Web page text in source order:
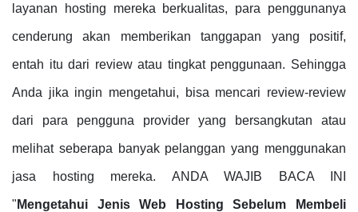
layanan hosting mereka berkualitas, para penggunanya
cenderung akan memberikan tanggapan yang positif,
entah itu dari review atau tingkat penggunaan. Sehingga
Anda jika ingin mengetahui, bisa mencari review-review
dari para pengguna provider yang bersangkutan atau
melihat seberapa banyak pelanggan yang menggunakan
jasa hosting mereka. ANDA WAJIB BACA INI
" Mengetahui Jenis Web Hosting Sebelum Membeli